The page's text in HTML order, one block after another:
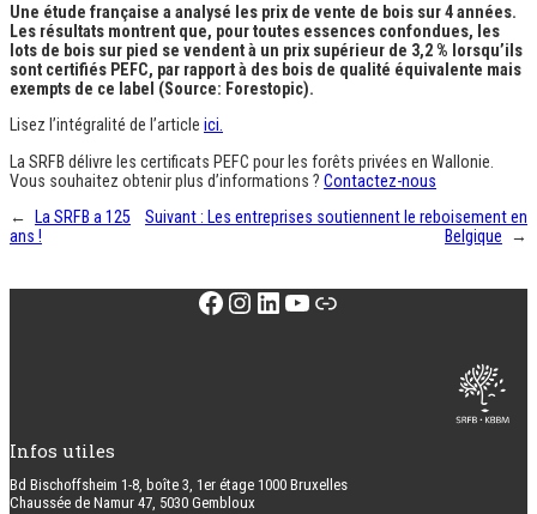
Une étude française a analysé les prix de vente de bois sur 4 années.
Les résultats montrent que, pour toutes essences confondues, les
lots de bois sur pied se vendent à un prix supérieur de 3,2 % lorsqu’ils
sont certifiés PEFC, par rapport à des bois de qualité équivalente mais
exempts de ce label (Source: Forestopic).
Lisez l’intégralité de l’article ici.
La SRFB délivre les certificats PEFC pour les forêts privées en Wallonie.
Vous souhaitez obtenir plus d’informations ? Contactez-nous
←
La SRFB a 125
ans !
Suivant : Les entreprises soutiennent le reboisement en
Belgique
→
Facebook
Instagram
LinkedIn
YouTube
Lien
Infos utiles
Bd Bischoffsheim 1-8, boîte 3, 1er étage 1000 Bruxelles
Chaussée de Namur 47, 5030 Gembloux